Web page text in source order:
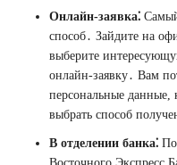
Онлайн-заявка⁚
способ․ Зайдите на
выберите
онлайн-заявку․ Вам
персональные
выбрать способ
В отделении банка⁚